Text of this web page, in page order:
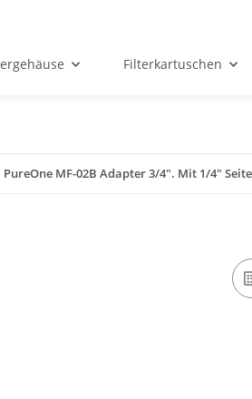
Filterkartuschen
PureOne MF-02B Adapter 3/4". Mit 1/4"